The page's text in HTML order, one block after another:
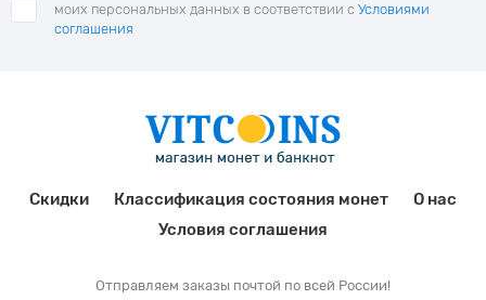
моих персональных данных в соответствии с Условиями
соглашения
Скидки Классификация состояния монет
О нас
Условия соглашения
Отправляем заказы почтой по всей России!